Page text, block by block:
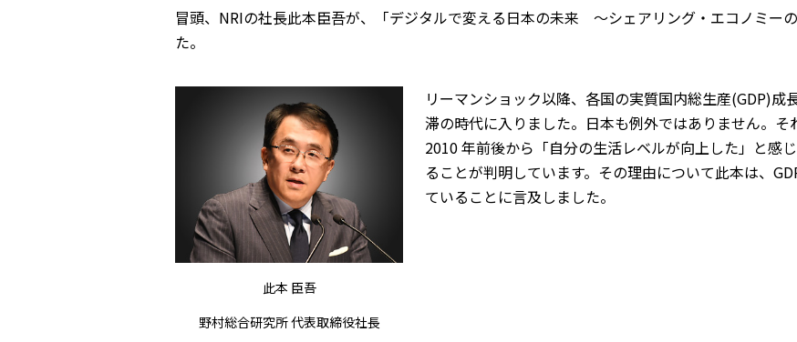
冒頭、NRIの社長此本臣吾が、「デジタルで変える日本の未来 ～シェアリング・エコノミー
た。
此本 臣吾
野村総合研究所 代表取締役社長
リーマンショック以降、各国の実質国内総生産(GDP)
滞の時代に入りました。日本も例外ではありません。そ
2010 年前後から「自分の生活レベルが向上した」と感
ることが判明しています。その理由について此本は、
ていることに言及しました。